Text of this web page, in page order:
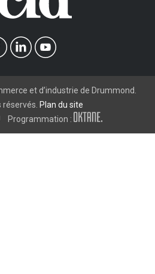
et d’industrie de Drummond.
Plan du site
Programmation :